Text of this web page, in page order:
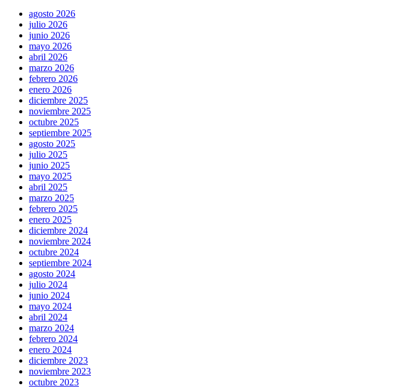
agosto 2026
julio 2026
junio 2026
mayo 2026
abril 2026
marzo 2026
febrero 2026
enero 2026
diciembre 2025
noviembre 2025
octubre 2025
septiembre 2025
agosto 2025
julio 2025
junio 2025
mayo 2025
abril 2025
marzo 2025
febrero 2025
enero 2025
diciembre 2024
noviembre 2024
octubre 2024
septiembre 2024
agosto 2024
julio 2024
junio 2024
mayo 2024
abril 2024
marzo 2024
febrero 2024
enero 2024
diciembre 2023
noviembre 2023
octubre 2023